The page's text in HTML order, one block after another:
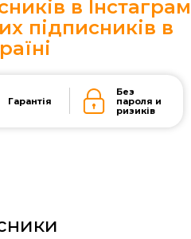
в Інстаграм
підписників в
Гарантія
Без
пароля и
ризиків